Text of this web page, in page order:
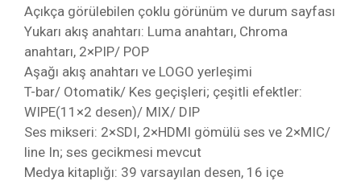
Açıkça görülebilen çoklu görünüm ve durum sayfası
Yukarı akış anahtarı: Luma anahtarı, Chroma
anahtarı, 2×PIP/ POP
Aşağı akış anahtarı ve LOGO yerleşimi
T-bar/ Otomatik/ Kes geçişleri; çeşitli efektler:
WIPE(11×2 desen)/ MIX/ DIP
Ses mikseri: 2×SDI, 2×HDMI gömülü ses ve 2×MIC/
line In; ses gecikmesi mevcut
Medya kitaplığı: 39 varsayılan desen, 16 içe